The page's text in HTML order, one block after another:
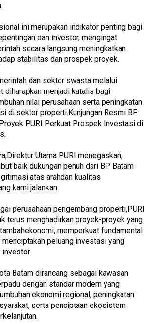
ini merupakan indikator penting bagi
dan investor, mengingat
secara langsung meningkatkan
stabilitas dan prospek proyek.
dan sektor swasta melalui
diharapkan menjadi katalis bagi
nilai perusahaan serta peningkatan
di sektor properti.Kunjungan Resmi BP
PURI Perkuat Prospek Investasi di
Utama PURI menegaskan,
baik dukungan penuh dari BP Batam
atas arahdan kualitas
kami jalankan.
perusahaan pengembang properti,PURI
terus menghadirkan proyek-proyek yang
memperkuat fundamental
menciptakan peluang investasi yang
investor
Batam dirancang sebagai kawasan
dengan standar modern yang
ekonomi regional, peningkatan
serta penciptaan ekosistem